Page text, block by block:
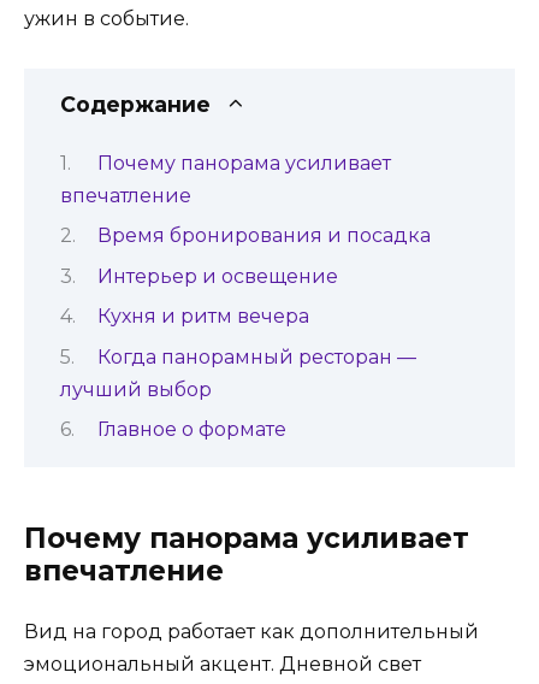
ужин в событие.
Содержание
Почему панорама усиливает
впечатление
Время бронирования и посадка
Интерьер и освещение
Кухня и ритм вечера
Когда панорамный ресторан —
лучший выбор
Главное о формате
Почему панорама усиливает
впечатление
Вид на город работает как дополнительный
эмоциональный акцент. Дневной свет